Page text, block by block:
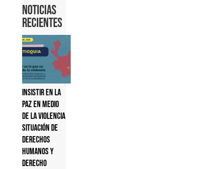
Noticias
Recientes
Insistir en la
paz en medio
de la violencia
Situación de
derechos
humanos y
derecho